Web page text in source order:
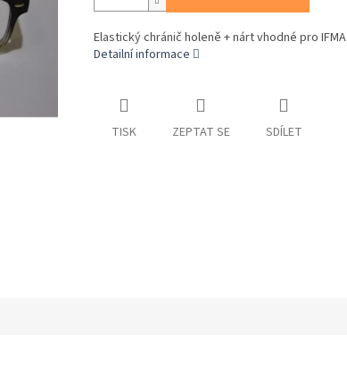
Elastický chránič holeně + nárt vhodné pro IFMA
Detailní informace
TISK ZEPTAT SE SDÍLET